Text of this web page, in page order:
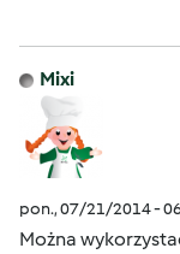
Mixi
pon., 07/21/2014 -
Można